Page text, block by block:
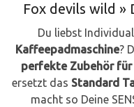
Fox devils wild »
Du liebst
Kaffeepadmaschine?
perfekte Zubehör für
ersetzt das Standard
macht so Deine